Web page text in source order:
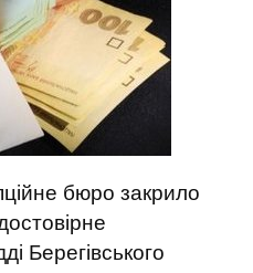
бюро закрило
Берегівського